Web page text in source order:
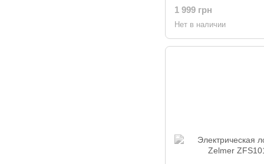
1 999 грн
Нет в наличии